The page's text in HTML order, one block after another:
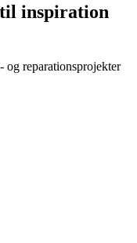
inspiration
reparationsprojekter